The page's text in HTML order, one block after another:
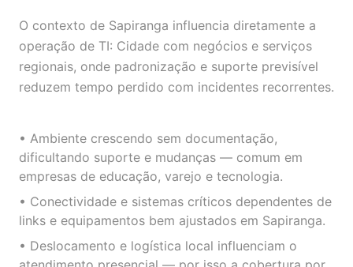
O contexto de Sapiranga influencia diretamente a
operação de TI: Cidade com negócios e serviços
regionais, onde padronização e suporte previsível
reduzem tempo perdido com incidentes recorrentes.
• Ambiente crescendo sem documentação,
dificultando suporte e mudanças — comum em
empresas de educação, varejo e tecnologia.
• Conectividade e sistemas críticos dependentes de
links e equipamentos bem ajustados em Sapiranga.
• Deslocamento e logística local influenciam o